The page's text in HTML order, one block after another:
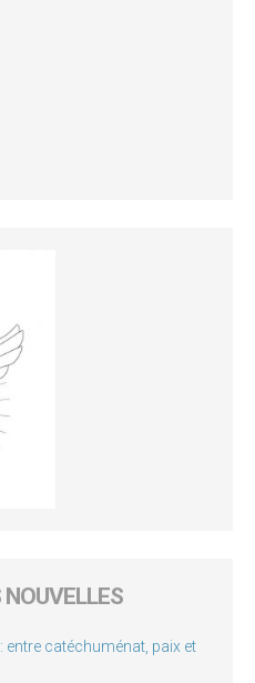
NOUVELLES
entre catéchuménat, paix et